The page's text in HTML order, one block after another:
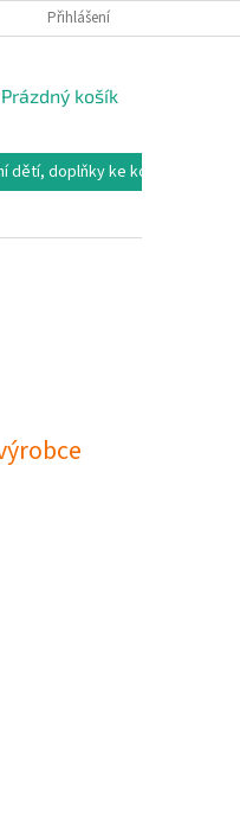
DOPRAVA, PLATBY A
Přihlášení
NÁKUPNÍ
Prázdný košík
dětí, doplňky ke kočárkům